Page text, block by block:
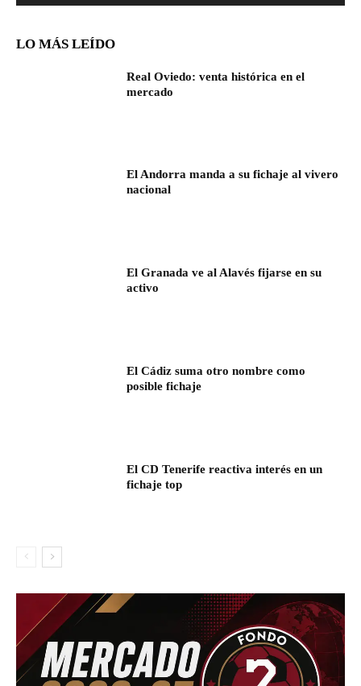
LO MÁS LEÍDO
Real Oviedo: venta histórica en el
mercado
El Andorra manda a su fichaje al vivero
nacional
El Granada ve al Alavés fijarse en su
activo
El Cádiz suma otro nombre como
posible fichaje
El CD Tenerife reactiva interés en un
fichaje top